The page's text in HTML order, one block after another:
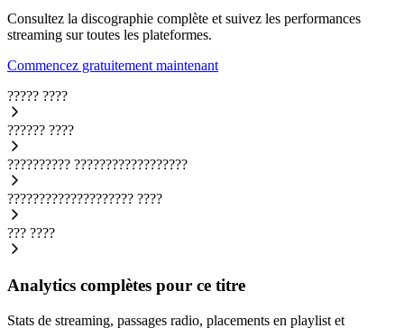
Consultez la discographie complète et suivez les performances
streaming sur toutes les plateformes.
Commencez gratuitement maintenant
????? ????
?????? ????
?????????? ??????????????????
???????????????????? ????
??? ????
Analytics complètes pour ce titre
Stats de streaming, passages radio, placements en playlist et